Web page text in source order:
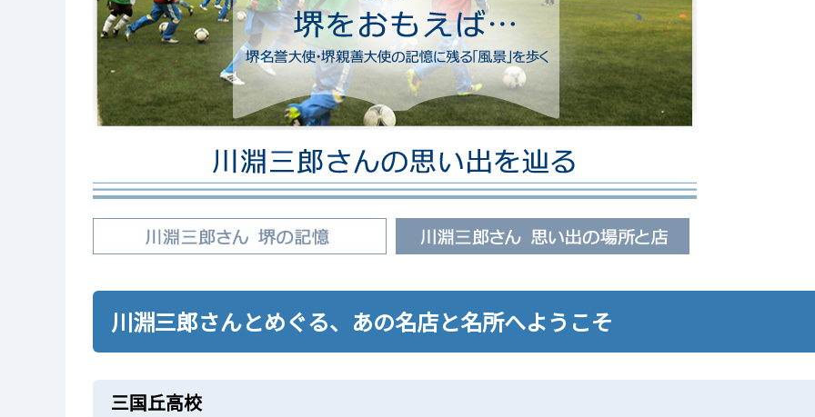
川淵三郎さんとめぐる、あの名店と名所へようこそ
三国丘高校